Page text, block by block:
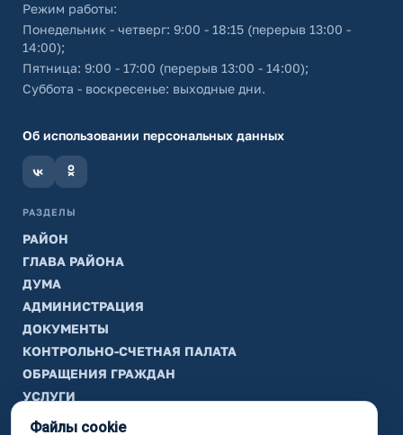
Режим работы:
Понедельник - четверг: 9:00 - 18:15 (перерыв 13:00 -
14:00);
Пятница: 9:00 - 17:00 (перерыв 13:00 - 14:00);
Суббота - воскресенье: выходные дни.
Об использовании персональных данных
РАЗДЕЛЫ
РАЙОН
ГЛАВА РАЙОНА
ДУМА
АДМИНИСТРАЦИЯ
ДОКУМЕНТЫ
КОНТРОЛЬНО-СЧЕТНАЯ ПАЛАТА
ОБРАЩЕНИЯ ГРАЖДАН
УСЛУГИ
ТИК
Файлы cookie